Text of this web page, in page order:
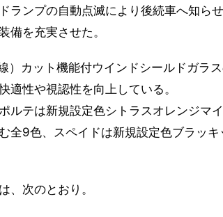
ランプの自動点滅により後続車へ知ら
備を充実させた。
）カット機能付ウインドシールドガラ
適性や視認性を向上している。
ルテは新規設定色シトラスオレンジマ
全9色、スペイドは新規設定色ブラッ
、次のとおり。